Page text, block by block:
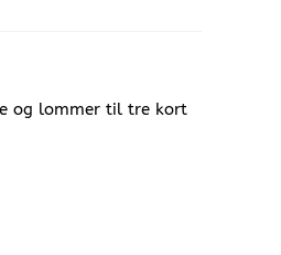
og lommer til tre kort